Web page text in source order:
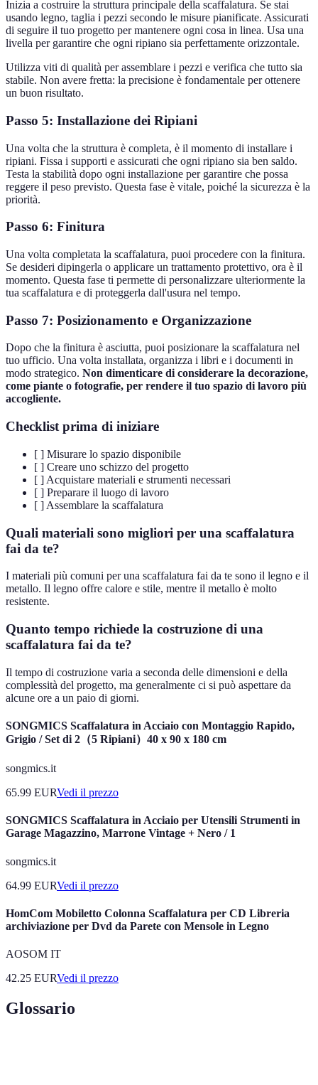
Inizia a costruire la struttura principale della scaffalatura. Se stai
usando legno, taglia i pezzi secondo le misure pianificate. Assicurati
di seguire il tuo progetto per mantenere ogni cosa in linea. Usa una
livella per garantire che ogni ripiano sia perfettamente orizzontale.
Utilizza viti di qualità per assemblare i pezzi e verifica che tutto sia
stabile. Non avere fretta: la precisione è fondamentale per ottenere
un buon risultato.
Passo 5: Installazione dei Ripiani
Una volta che la struttura è completa, è il momento di installare i
ripiani. Fissa i supporti e assicurati che ogni ripiano sia ben saldo.
Testa la stabilità dopo ogni installazione per garantire che possa
reggere il peso previsto. Questa fase è vitale, poiché la sicurezza è la
priorità.
Passo 6: Finitura
Una volta completata la scaffalatura, puoi procedere con la finitura.
Se desideri dipingerla o applicare un trattamento protettivo, ora è il
momento. Questa fase ti permette di personalizzare ulteriormente la
tua scaffalatura e di proteggerla dall'usura nel tempo.
Passo 7: Posizionamento e Organizzazione
Dopo che la finitura è asciutta, puoi posizionare la scaffalatura nel
tuo ufficio. Una volta installata, organizza i libri e i documenti in
modo strategico. Non dimenticare di considerare la decorazione,
come piante o fotografie, per rendere il tuo spazio di lavoro più
accogliente.
Checklist prima di iniziare
[ ] Misurare lo spazio disponibile
[ ] Creare uno schizzo del progetto
[ ] Acquistare materiali e strumenti necessari
[ ] Preparare il luogo di lavoro
[ ] Assemblare la scaffalatura
Quali materiali sono migliori per una scaffalatura
fai da te?
I materiali più comuni per una scaffalatura fai da te sono il legno e il
metallo. Il legno offre calore e stile, mentre il metallo è molto
resistente.
Quanto tempo richiede la costruzione di una
scaffalatura fai da te?
Il tempo di costruzione varia a seconda delle dimensioni e della
complessità del progetto, ma generalmente ci si può aspettare da
alcune ore a un paio di giorni.
SONGMICS Scaffalatura in Acciaio con Montaggio Rapido,
Grigio / Set di 2（5 Ripiani）40 x 90 x 180 cm
songmics.it
65.99 EURVedi il prezzo
SONGMICS Scaffalatura in Acciaio per Utensili Strumenti in
Garage Magazzino, Marrone Vintage + Nero / 1
songmics.it
64.99 EURVedi il prezzo
HomCom Mobiletto Colonna Scaffalatura per CD Libreria
archiviazione per Dvd da Parete con Mensole in Legno
AOSOM IT
42.25 EURVedi il prezzo
Glossario